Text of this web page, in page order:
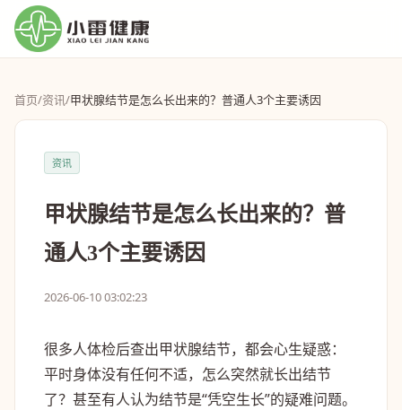
首页/资讯/甲状腺结节是怎么长出来的？普通人3个主要诱因
资讯
甲状腺结节是怎么长出来的？普
通人3个主要诱因
2026-06-10 03:02:23
很多人体检后查出甲状腺结节，都会心生疑惑：
平时身体没有任何不适，怎么突然就长出结节
了？甚至有人认为结节是“凭空生长”的疑难问题。